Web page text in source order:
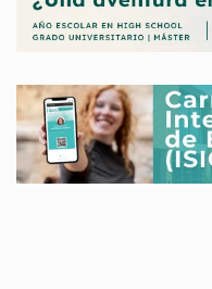
Por otro lado y en
Universidade da Coruña
Si estás interesado en
consultarlos todos aquí.